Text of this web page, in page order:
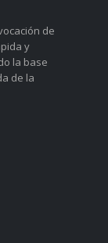
de
y
la base
de la